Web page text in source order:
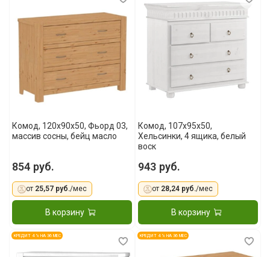
Комод, 120x90x50, Фьорд 03,
массив сосны, бейц масло
854 руб.
от 25,57 руб./мес
В корзину
Комод, 107x95x50,
Хельсинки, 4 ящика, белый
воск
943 руб.
от 28,24 руб./мес
В корзину
КРЕДИТ 4 % НА 36 МЕС КРЕДИТ 4 % НА 36 МЕС